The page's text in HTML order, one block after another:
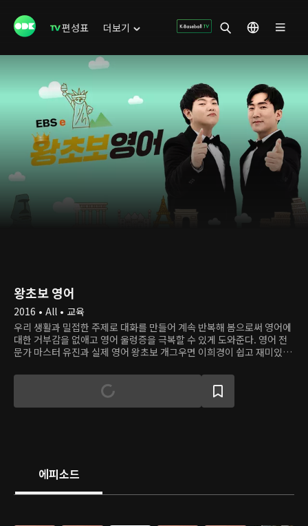
편성표 더보기
왕초보 영어
2016 • All • 교육
우리 생활과 밀접한 주제로 대화를 만들어 계속 반복해 봄으로써 영어에
대한 거부감을 없애고 영어 울렁증을 극복할 수 있게 도와준다. 영어 전
문가 마스터 유진과 실제 영어 왕초보 개그우면 이희경이 쉽고 재미있게
에피소드